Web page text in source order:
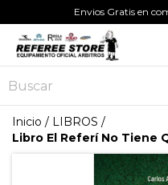
Envios Gratis en
Inicio / LIBROS /
Libro El Referí No Tiene